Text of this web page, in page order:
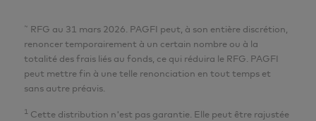
~ RFG au 31 mars 2026. PAGFI peut, à son entière discrétion,
renoncer temporairement à un certain nombre ou à la
totalité des frais liés au fonds, ce qui réduira le RFG. PAGFI
peut mettre fin à une telle renonciation en tout temps et
sans autre préavis.
1 Cette distribution n'est pas garantie. Elle peut être rajustée